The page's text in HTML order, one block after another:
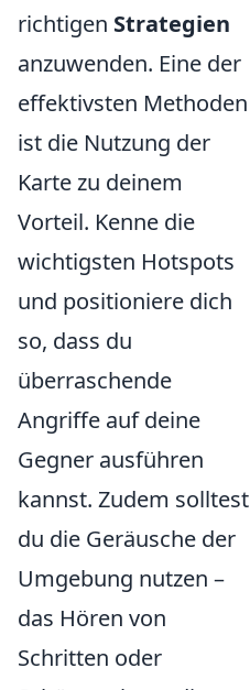
richtigen Strategien
anzuwenden. Eine der
effektivsten Methoden
ist die Nutzung der
Karte zu deinem
Vorteil. Kenne die
wichtigsten Hotspots
und positioniere dich
so, dass du
überraschende
Angriffe auf deine
Gegner ausführen
kannst. Zudem solltest
du die Geräusche der
Umgebung nutzen –
das Hören von
Schritten oder